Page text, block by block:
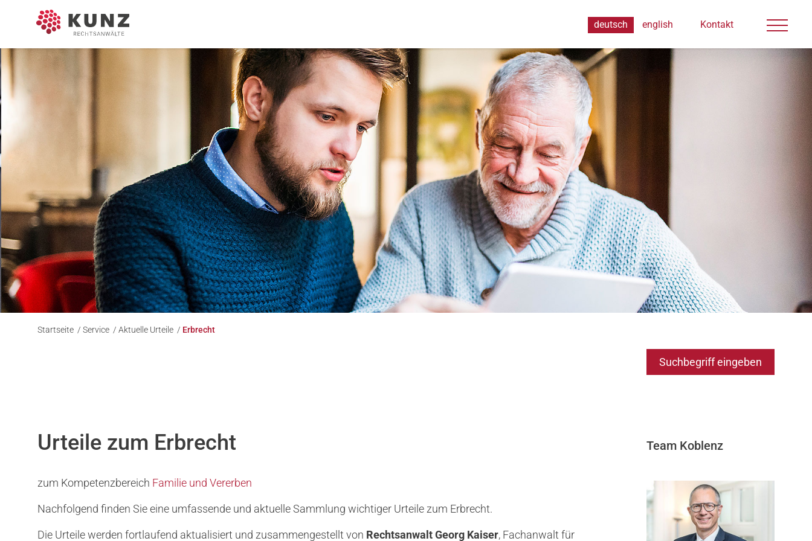
Kontakt
deutsch english
Startseite / Service / Aktuelle Urteile / Erbrecht
Suchbegriff eingeben
Urteile zum Erbrecht
zum Kompetenzbereich Familie und Vererben
Nachfolgend finden Sie eine umfassende und aktuelle Sammlung wichtiger Urteile zum Erbrecht.
Die Urteile werden fortlaufend aktualisiert und zusammengestellt von Rechtsanwalt Georg Kaiser, Fachanwalt für
Team Koblenz